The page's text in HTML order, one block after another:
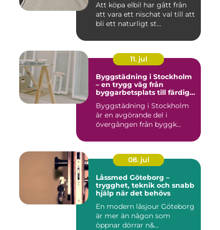
Att köpa elbil har gått från
att vara ett nischat val till att
bli ett naturligt st...
11. jul
Byggstädning i Stockholm
– en trygg väg från
byggarbetsplats till färdig
Byggstädning i Stockholm
är en avgörande del i
övergången från byggk...
08. jul
Låssmed Göteborg –
trygghet, teknik och snabb
hjälp när det behövs
En modern låsjour Göteborg
är mer än någon som
öppnar dörrar n&...